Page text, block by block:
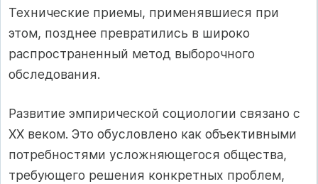
Технические приемы, применявшиеся при
этом, позднее превратились в широко
распространенный метод выборочного
обследования.
Развитие эмпирической социологии связано с
XX веком. Это обусловлено как объективными
потребностями усложняющегося общества,
требующего решения конкретных проблем,